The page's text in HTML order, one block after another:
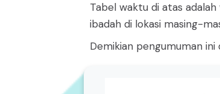
Tabel waktu di atas
ibadah di lokasi masing-
Demikian pengumuman